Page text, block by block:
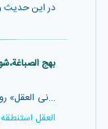
در اين حديث و
بهج
...نى العقل»
العقل استنطقه